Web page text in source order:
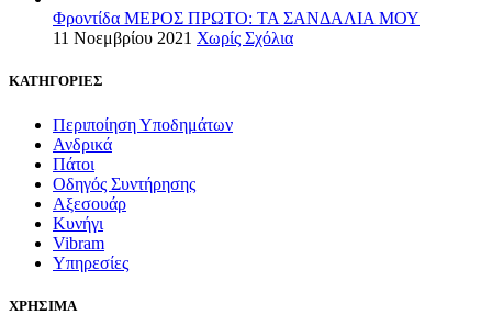
Φροντίδα ΜΕΡΟΣ ΠΡΩΤΟ: ΤΑ ΣΑΝΔΑΛΙΑ ΜΟΥ
11 Νοεμβρίου 2021 Χωρίς Σχόλια
ΚΑΤΗΓΟΡΙΕΣ
Περιποίηση Υποδημάτων
Ανδρικά
Πάτοι
Οδηγός Συντήρησης
Αξεσουάρ
Κυνήγι
Vibram
Υπηρεσίες
ΧΡΗΣΙΜΑ